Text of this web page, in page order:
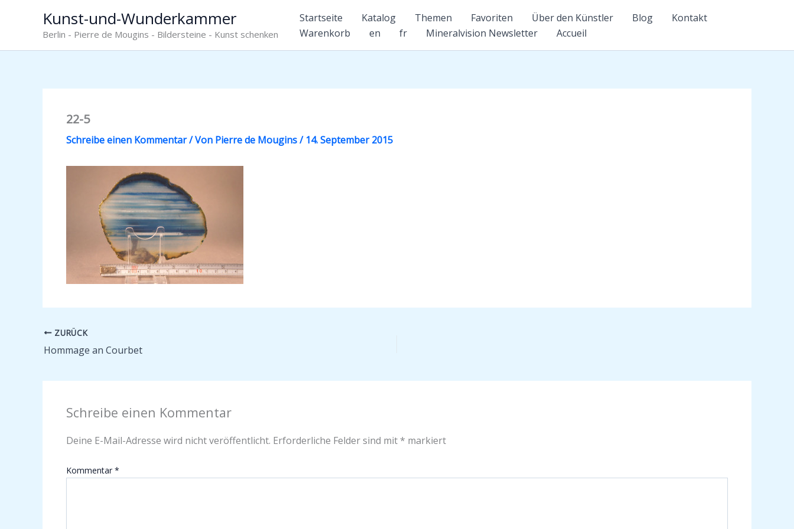
Kunst-und-Wunderkammer
Berlin - Pierre de Mougins - Bildersteine - Kunst schenken
Startseite Katalog Themen Favoriten Über den Künstler Blog
Kontakt
Warenkorb
en fr Mineralvision Newsletter Accueil
22-5
Schreibe einen Kommentar/ Von Pierre de Mougins/14. September 2015
ZURÜCK
Hommage an Courbet
Schreibe einen Kommentar
Deine E-Mail-Adresse wird nicht veröffentlicht. Erforderliche Felder sind mit * markiert
Kommentar *